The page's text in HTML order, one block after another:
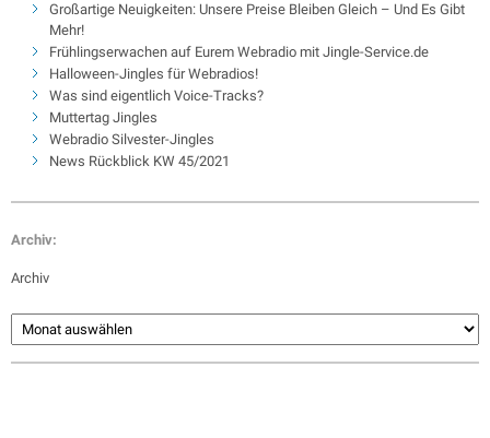
Großartige Neuigkeiten: Unsere Preise Bleiben Gleich – Und Es Gibt
Mehr!
Frühlingserwachen auf Eurem Webradio mit Jingle-Service.de
Halloween-Jingles für Webradios!
Was sind eigentlich Voice-Tracks?
Muttertag Jingles
Webradio Silvester-Jingles
News Rückblick KW 45/2021
Archiv:
Archiv